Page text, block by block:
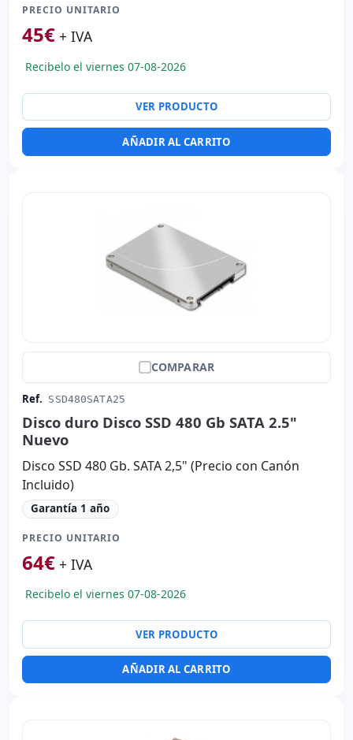
PRECIO UNITARIO
45€ + IVA
Recibelo el viernes 07-08-2026
VER PRODUCTO
AÑADIR AL CARRITO
COMPARAR
Ref. SSD480SATA25
Disco duro Disco SSD 480 Gb SATA 2.5"
Nuevo
Disco SSD 480 Gb. SATA 2,5" (Precio con Canón
Incluido)
Garantía 1 año
PRECIO UNITARIO
64€ + IVA
Recibelo el viernes 07-08-2026
VER PRODUCTO
AÑADIR AL CARRITO